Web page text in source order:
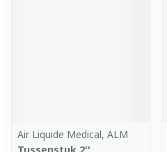
Air Liquide Medical, ALM